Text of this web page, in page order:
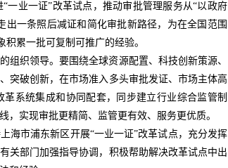
一业一证”改革试点，推动审批管理服务从“以政府
出一条照后减证和简化审批新路径，为在全国范围
积累一批可复制可推广的经验。
组织领导。要围绕全球资源配置、科技创新策源、
突破创新，在市场准入多头审批发证、市场主体高
系统集成和协同配套，同步建立行业综合监管制
，实现审批更精简、监管更有效、服务更优质。
海市浦东新区开展“一业一证”改革试点，充分发挥
关部门加强指导协调，积极帮助解决改革试点中出